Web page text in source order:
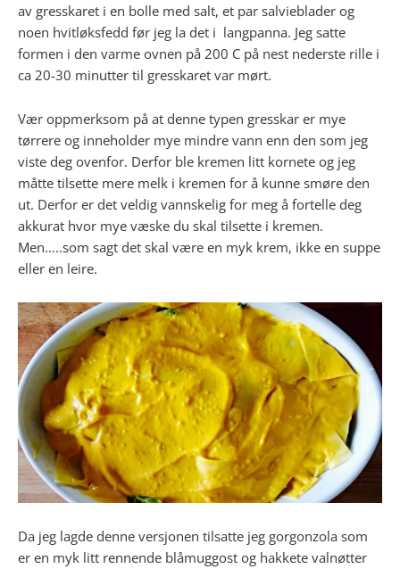
av gresskaret i en bolle med salt, et par salvieblader og
noen hvitløksfedd før jeg la det i langpanna. Jeg satte
formen i den varme ovnen på 200 C på nest nederste rille i
ca 20-30 minutter til gresskaret var mørt.
Vær oppmerksom på at denne typen gresskar er mye
tørrere og inneholder mye mindre vann enn den som jeg
viste deg ovenfor. Derfor ble kremen litt kornete og jeg
måtte tilsette mere melk i kremen for å kunne smøre den
ut. Derfor er det veldig vannskelig for meg å fortelle deg
akkurat hvor mye væske du skal tilsette i kremen.
Men…..som sagt det skal være en myk krem, ikke en suppe
eller en leire.
Da jeg lagde denne versjonen tilsatte jeg gorgonzola som
er en myk litt rennende blåmuggost og hakkete valnøtter